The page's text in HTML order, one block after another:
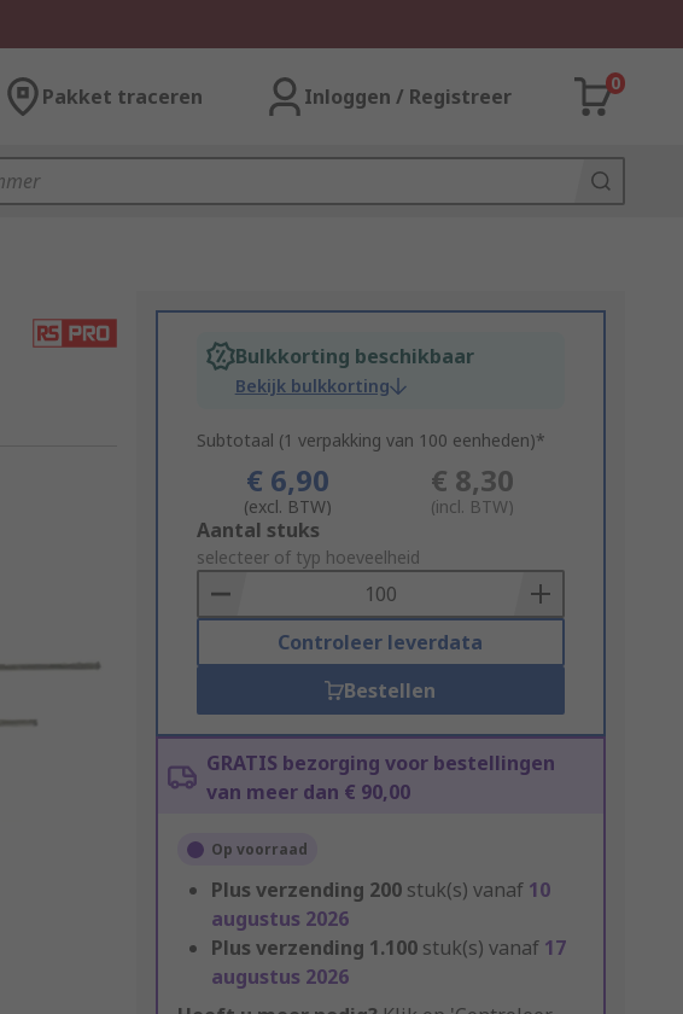
Pakket traceren Inloggen / Registreer
0
Bulkkorting beschikbaar
Bekijk bulkkorting
Subtotaal (1 verpakking van 100 eenheden)*
€ 6,90
(excl. BTW)
€ 8,30
(incl. BTW)
Add
to
Basket
Aantal stuks
selecteer of typ hoeveelheid
Controleer leverdata
Bestellen
GRATIS bezorging voor bestellingen
van meer dan € 90,00
Op voorraad
Plus verzending 200 stuk(s) vanaf 10
augustus 2026
Plus verzending 1.100 stuk(s) vanaf 17
augustus 2026